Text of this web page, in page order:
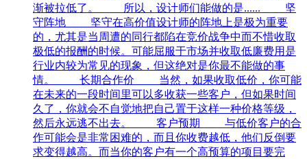
渐被拉低了。 所以，设计师们能做的是...... 坚
守阵地 坚守在高价值设计师的阵地上是极为重要
的，尤其是当周遭的同行都陷在竞价战争中而不惜收取
极低的报酬的时候。可能屈服于市场并收取低廉费用是
行业内较为常见的现象，但这绝对是你最不能做的事
情。 长期合作价 当然，如果收取低价，你可能
在未来的一段时间里可以多收获一些客户，但如果时间
久了，你就会不自觉地把自己置于这样一种价格等级，
然后永远逃不出去。 客户预期 与低价客户的合
作可能会是非常困难的，而且你收费越低，他们反倒要
求变得越高。而当你的客户有一个高预算的项目要完